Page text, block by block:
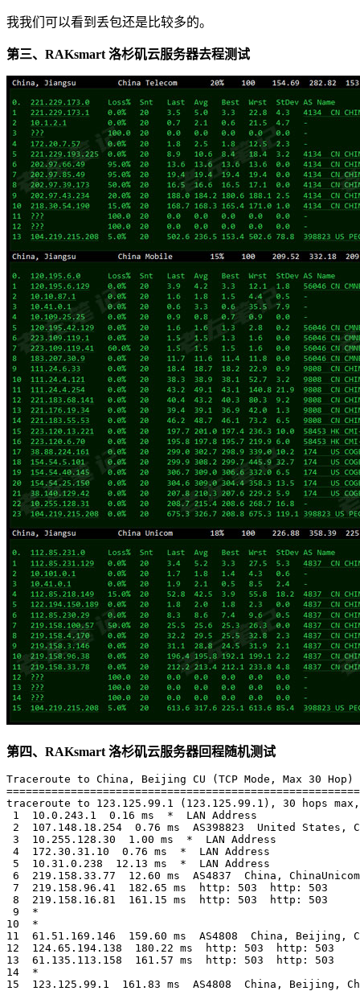
我我们可以看到丢包还是比较多的。
第三、RAKsmart 洛杉矶云服务器去程测试
第四、RAKsmart 洛杉矶云服务器回程随机测试
Traceroute to China, Beijing CU (TCP Mode, Max 30 Hop)
traceroute to 123.125.99.1 (123.125.99.1), 30 hops
1  10.0.243.1  0.16 ms  *  LAN Address
2  107.148.18.254  0.76 ms  AS398823  United States,
3  10.255.128.30  1.00 ms  *  LAN Address
4  172.30.31.10  0.76 ms  *  LAN Address
5  10.31.0.238  12.13 ms  *  LAN Address
6  219.158.33.77  12.60 ms  AS4837  China, ChinaUnicom
7  219.158.96.41  182.65 ms  http: 503  http: 503
8  219.158.16.81  161.15 ms  http: 503  http: 503
9  *
10  *
11  61.51.169.146  159.60 ms  AS4808  China, Beijing,
12  124.65.194.138  180.22 ms  http: 503  http: 503
13  61.135.113.158  161.57 ms  http: 503  http: 503
14  *
15  123.125.99.1  161.83 ms  AS4808  China, Beijing,